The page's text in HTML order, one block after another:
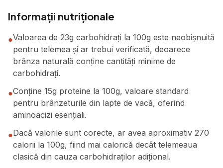
Informații nutriționale
●Valoarea de 23g carbohidrați la 100g este neobișnuită
pentru telemea și ar trebui verificată, deoarece
brânza naturală conține cantități minime de
carbohidrați.
●Conține 15g proteine la 100g, valoare standard
pentru brânzeturile din lapte de vacă, oferind
aminoacizi esențiali.
●Dacă valorile sunt corecte, ar avea aproximativ 270
calorii la 100g, fiind mai calorică decât telemeaua
clasică din cauza carbohidraților adițional.